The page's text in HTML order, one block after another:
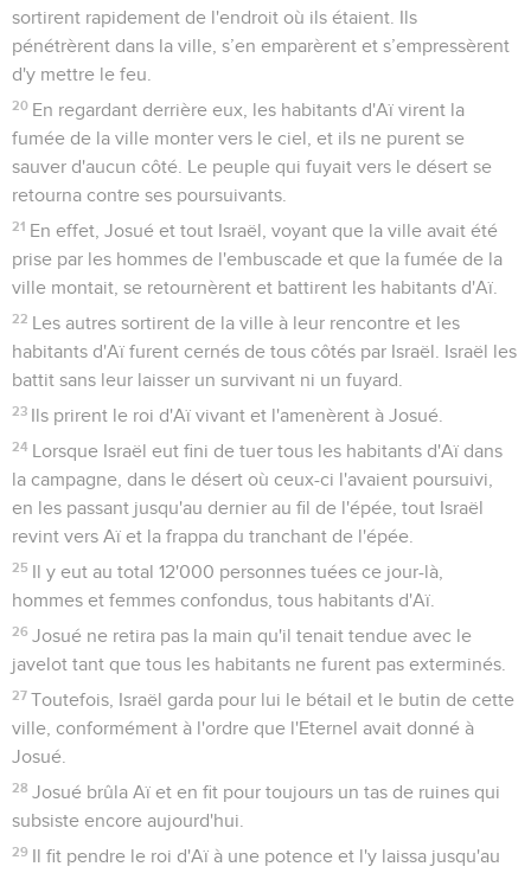
sortirent rapidement de l'endroit où ils étaient. Ils
pénétrèrent dans la ville, s’en emparèrent et s’empressèrent
d'y mettre le feu.
20 En regardant derrière eux, les habitants d'Aï virent la
fumée de la ville monter vers le ciel, et ils ne purent se
sauver d'aucun côté. Le peuple qui fuyait vers le désert se
retourna contre ses poursuivants.
21 En effet, Josué et tout Israël, voyant que la ville avait été
prise par les hommes de l'embuscade et que la fumée de la
ville montait, se retournèrent et battirent les habitants d'Aï.
22 Les autres sortirent de la ville à leur rencontre et les
habitants d'Aï furent cernés de tous côtés par Israël. Israël les
battit sans leur laisser un survivant ni un fuyard.
23 Ils prirent le roi d'Aï vivant et l'amenèrent à Josué.
24 Lorsque Israël eut fini de tuer tous les habitants d'Aï dans
la campagne, dans le désert où ceux-ci l'avaient poursuivi,
en les passant jusqu'au dernier au fil de l'épée, tout Israël
revint vers Aï et la frappa du tranchant de l'épée.
25 Il y eut au total 12'000 personnes tuées ce jour-là,
hommes et femmes confondus, tous habitants d'Aï.
26 Josué ne retira pas la main qu'il tenait tendue avec le
javelot tant que tous les habitants ne furent pas exterminés.
27 Toutefois, Israël garda pour lui le bétail et le butin de cette
ville, conformément à l'ordre que l'Eternel avait donné à
Josué.
28 Josué brûla Aï et en fit pour toujours un tas de ruines qui
subsiste encore aujourd'hui.
29 Il fit pendre le roi d'Aï à une potence et l'y laissa jusqu'au